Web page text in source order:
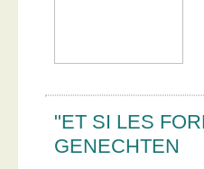
"ET SI LES
GENECHTEN